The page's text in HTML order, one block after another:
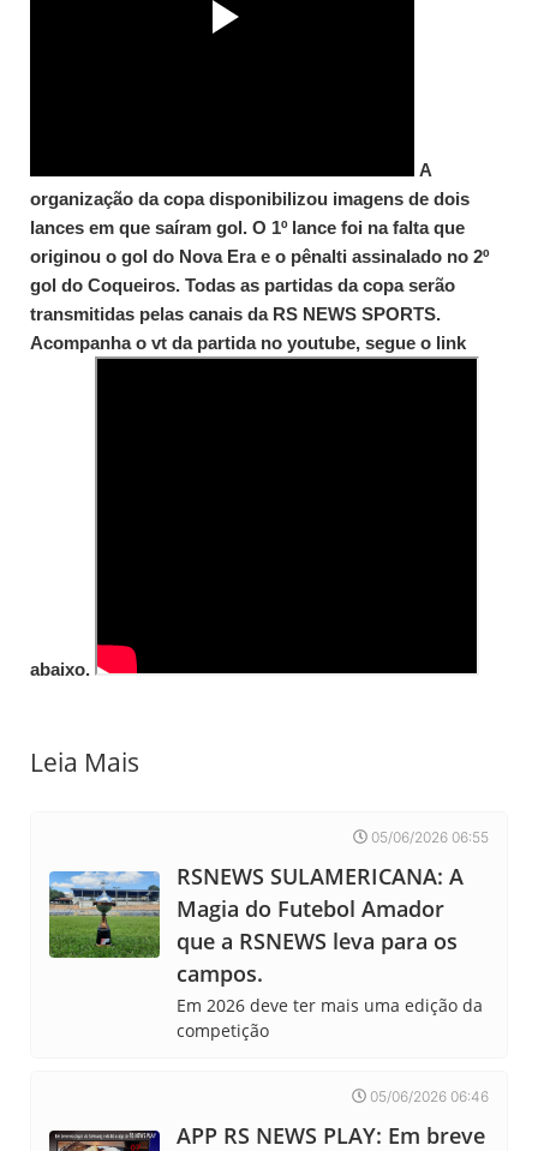
A
organização da copa disponibilizou imagens de dois
lances em que saíram gol. O 1º lance foi na falta que
originou o gol do Nova Era e o pênalti assinalado no 2º
gol do Coqueiros. Todas as partidas da copa serão
transmitidas pelas canais da RS NEWS SPORTS.
Acompanha o vt da partida no youtube, segue o link
abaixo.
Leia Mais
05/06/2026 06:55
RSNEWS SULAMERICANA: A
Magia do Futebol Amador
que a RSNEWS leva para os
campos.
Em 2026 deve ter mais uma edição da
competição
05/06/2026 06:46
APP RS NEWS PLAY: Em breve